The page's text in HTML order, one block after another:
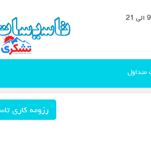
متداول
رزومه کاری